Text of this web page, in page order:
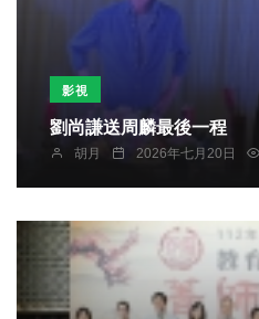
影視
劉尚謙送周麟最後一程
胡月 2026年七月20日